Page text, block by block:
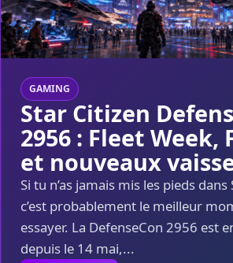
GAMING
Star Citizen
2956 : Fleet Week,
et nouveaux
Si tu n’as jamais mis les pieds dans
c’est probablement le meilleur
essayer. La DefenseCon 2956 est
depuis le 14 mai,...